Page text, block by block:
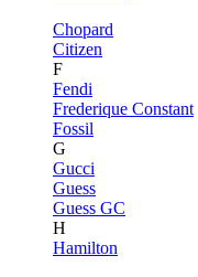
Chopard
Citizen
F
Fendi
Frederique Constant
Fossil
G
Gucci
Guess
Guess GC
H
Hamilton